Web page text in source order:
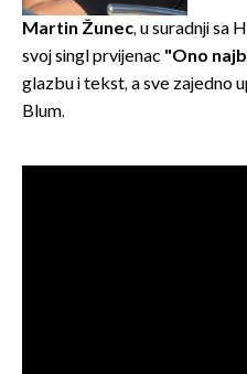
Martin Žunec, u suradnji sa
svoj singl prvijenac "Ono
glazbu i tekst, a sve zajedno
Blum.